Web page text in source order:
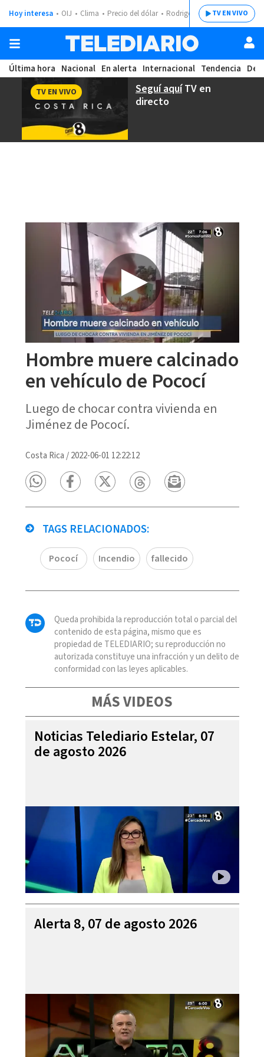
Hoy interesa OIJ Clima Precio del dólar Rodrigo ChavesTV EN VIVO
Última hora Nacional En alerta Internacional Tendencia
Seguí aquíTV en
directo
TV EN VIVO
Hombre muere calcinado
en vehículo de Pococí
Luego de chocar contra vivienda en
Jiménez de Pococí.
Costa Rica /2022-06-01 12:22:12
TAGS RELACIONADOS:
Pococí Incendio fallecido
Queda prohibida la reproducción total o parcial del
contenido de esta página, mismo que es
propiedad de TELEDIARIO; su reproducción no
autorizada constituye una infracción y un delito de
conformidad con las leyes aplicables.
MÁS VIDEOS
Noticias Telediario Estelar, 07
de agosto 2026
Alerta 8, 07 de agosto 2026